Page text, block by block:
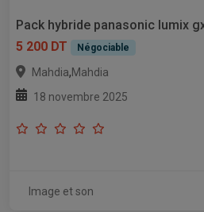
Pack hybride panasonic lumix
5 200 DT
Négociable
Mahdia,Mahdia
18 novembre 2025
Image et son